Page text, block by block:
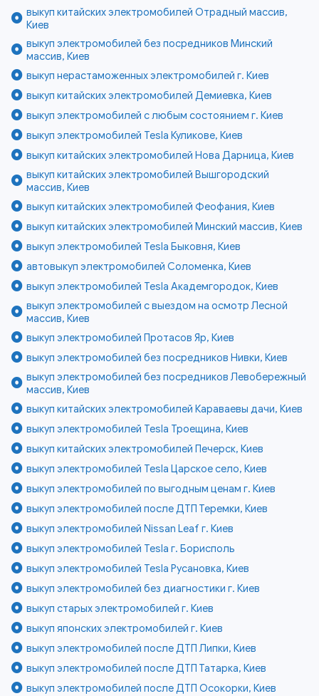
выкуп китайских электромобилей Отрадный массив,
Киев
выкуп электромобилей без посредников Минский
массив, Киев
выкуп нерастаможенных электромобилей г. Киев
выкуп китайских электромобилей Демиевка, Киев
выкуп электромобилей с любым состоянием г. Киев
выкуп электромобилей Tesla Куликове, Киев
выкуп китайских электромобилей Нова Дарница, Киев
выкуп китайских электромобилей Вышгородский
массив, Киев
выкуп китайских электромобилей Феофания, Киев
выкуп китайских электромобилей Минский массив, Киев
выкуп электромобилей Tesla Быковня, Киев
автовыкуп электромобилей Соломенка, Киев
выкуп электромобилей Tesla Академгородок, Киев
выкуп электромобилей с выездом на осмотр Лесной
массив, Киев
выкуп электромобилей Протасов Яр, Киев
выкуп электромобилей без посредников Нивки, Киев
выкуп электромобилей без посредников Левобережный
массив, Киев
выкуп китайских электромобилей Караваевы дачи, Киев
выкуп электромобилей Tesla Троещина, Киев
выкуп китайских электромобилей Печерск, Киев
выкуп электромобилей Tesla Царское село, Киев
выкуп электромобилей по выгодным ценам г. Киев
выкуп электромобилей после ДТП Теремки, Киев
выкуп электромобилей Nissan Leaf г. Киев
выкуп электромобилей Tesla г. Борисполь
выкуп электромобилей Tesla Русановка, Киев
выкуп электромобилей без диагностики г. Киев
выкуп старых электромобилей г. Киев
выкуп японских электромобилей г. Киев
выкуп электромобилей после ДТП Липки, Киев
выкуп электромобилей после ДТП Татарка, Киев
выкуп электромобилей после ДТП Осокорки, Киев